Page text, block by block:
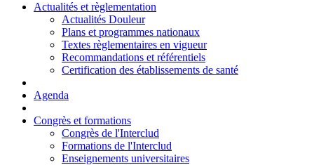
Actualités et règlementation
Actualités Douleur
Plans et programmes nationaux
Textes règlementaires en vigueur
Recommandations et référentiels
Certification des établissements de santé
Agenda
Congrès et formations
Congrès de l'Interclud
Formations de l'Interclud
Enseignements universitaires